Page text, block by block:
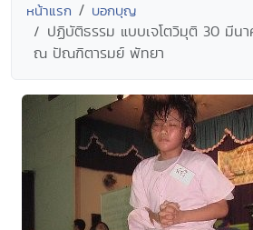
หน้าแรก บอกบุญ
ปฏิบัติธรรม แบบเจโตวิมุติ 30 มีน
ณ ปัณฑิตารมย์ พัทยา